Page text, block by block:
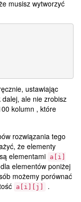
musisz wytworzyć
ustawiając
dalej, ale nie zrobisz
kolumn , które
rozwiązania tego
że elementy
elementami a[i]
elementów poniżej
możemy porównać
a[i][j]
.